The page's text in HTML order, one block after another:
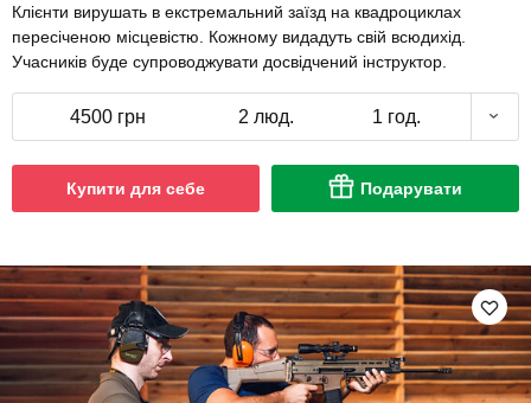
Клієнти вирушать в екстремальний заїзд на квадроциклах
пересіченою місцевістю. Кожному видадуть свій всюдихід.
Учасників буде супроводжувати досвідчений інструктор.
4500 грн 2 люд. 1 год.
Купити для себе Подарувати